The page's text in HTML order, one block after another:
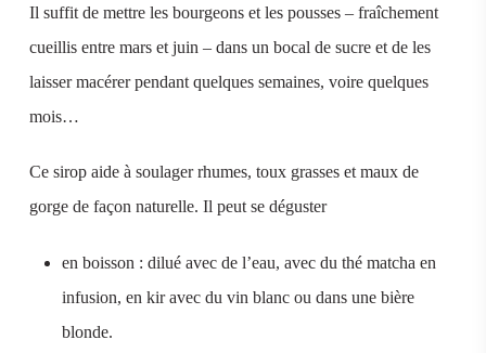
Il suffit de mettre les bourgeons et les pousses – fraîchement
cueillis entre mars et juin – dans un bocal de sucre et de les
laisser macérer pendant quelques semaines, voire quelques
mois…
Ce sirop aide à soulager rhumes, toux grasses et maux de
gorge de façon naturelle. Il peut se déguster
en boisson : dilué avec de l’eau, avec du thé matcha en
infusion, en kir avec du vin blanc ou dans une bière
blonde.